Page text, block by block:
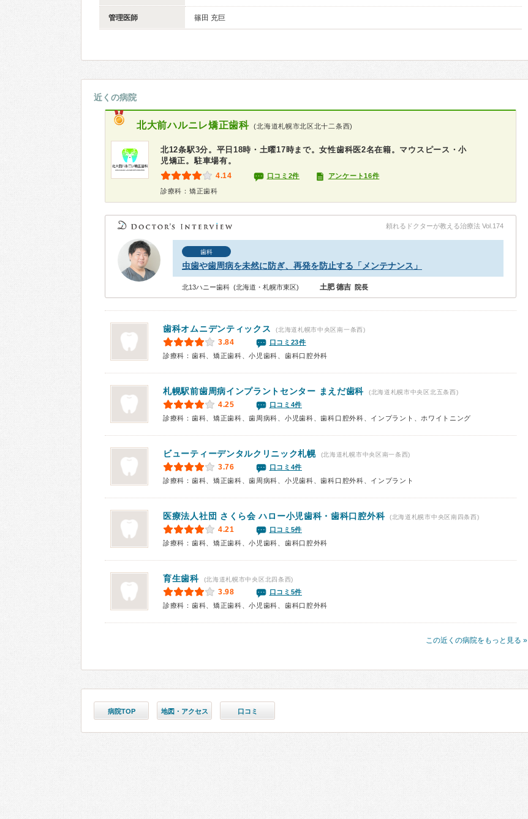
管理医師 篠田 充巨
近くの病院
北大前ハルニレ矯正歯科 (北海道札幌市北区北十二条西)
北12条駅3分。平日18時・土曜17時まで。女性歯科医2名在籍。マウスピース・小
児矯正。駐車場有。
4.14 口コミ2件 アンケート16件
診療科：矯正歯科
頼れるドクターが教える治療法 Vol.174
歯科
虫歯や歯周病を未然に防ぎ、再発を防止する「メンテナンス」
北13ハニー歯科 (北海道・札幌市東区) 土肥 德吉 院長
歯科オムニデンティックス (北海道札幌市中央区南一条西)
3.84
口コミ23件
診療科：歯科、矯正歯科、小児歯科、歯科口腔外科
札幌駅前歯周病インプラントセンター まえだ歯科 (北海道札幌市中央区北五条西)
4.25
口コミ4件
診療科：歯科、矯正歯科、歯周病科、小児歯科、歯科口腔外科、インプラント、ホワイトニング
ビューティーデンタルクリニック札幌 (北海道札幌市中央区南一条西)
3.76
口コミ4件
診療科：歯科、矯正歯科、歯周病科、小児歯科、歯科口腔外科、インプラント
医療法人社団 さくら会ハロー小児歯科・歯科口腔外科 (北海道札幌市中央区南四条西)
4.21
口コミ5件
診療科：歯科、矯正歯科、小児歯科、歯科口腔外科
育生歯科 (北海道札幌市中央区北四条西)
3.98
口コミ5件
診療科：歯科、矯正歯科、小児歯科、歯科口腔外科
この近くの病院をもっと見る »
病院TOP 地図・アクセス 口コミ